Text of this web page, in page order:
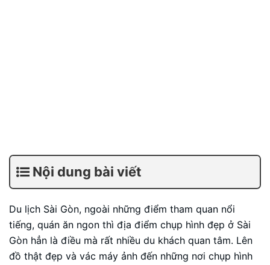
Nội dung bài viết
Du lịch Sài Gòn, ngoài những điểm tham quan nổi
tiếng, quán ăn ngon thì địa điểm chụp hình đẹp ở Sài
Gòn hẳn là điều mà rất nhiều du khách quan tâm. Lên
đồ thật đẹp và vác máy ảnh đến những nơi chụp hình